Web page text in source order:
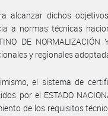
alcanzar dichos
a normas técnicas
DE
y regionales
el sistema de
por el ESTADO
de los requisitos